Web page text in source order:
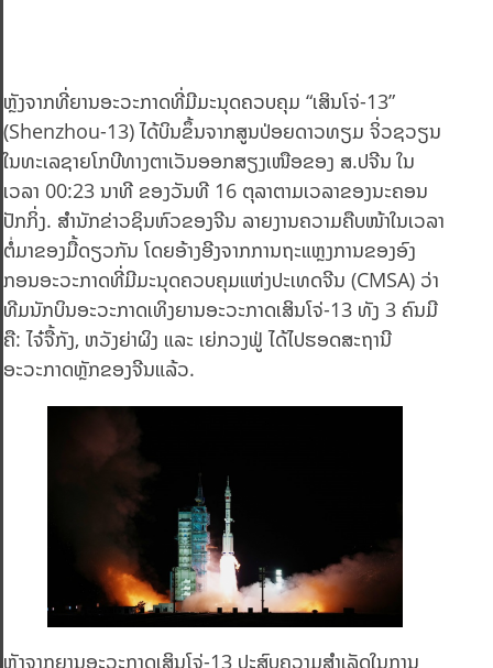
ຫຼັງຈາກທີ່ຍານອະວະກາດທີ່ມີມະນຸດຄວບຄຸມ “ເສິນໂຈ່-13”
(Shenzhou-13) ໄດ້ບິນຂຶ້ນຈາກສູນປ່ອຍດາວທຽມ ຈິ່ວຊວຽນ
ໃນທະເລຊາຍໂກບີທາງຕາເວັນອອກສຽງເໜືອຂອງ ສ.ປຈີນ ໃນ
ເວລາ 00:23 ນາທີ ຂອງວັນທີ 16 ຕຸລາຕາມເວລາຂອງນະຄອນ
ປັກກິ່ງ. ສຳນັກຂ່າວຊິນຫົວຂອງຈີນ ລາຍງານຄວາມຄືບໜ້າໃນເວລາ
ຕໍ່ມາຂອງມື້ດຽວກັນ ໂດຍອ້າງອີງຈາກການຖະແຫຼງການຂອງອົງ
ກອນອະວະກາດທີ່ມີມະນຸດຄວບຄຸມແຫ່ງປະເທດຈີນ (CMSA) ວ່າ
ທີມນັກບິນອະວະກາດເທິງຍານອະວະກາດເສິນໂຈ່-13 ທັງ 3 ຄົນມີ
ຄື: ໄຈ໋ຈື້ກັງ, ຫວັງຍ່າຜິງ ແລະ ເຍ່ກວງຟູ່ ໄດ້ໄປຮອດສະຖານີ
ອະວະກາດຫຼັກຂອງຈີນແລ້ວ.
ຫຼັງຈາກຍານອະວະກາດເສິນໂຈ່-13 ປະສົບຄວາມສໍາເລັດໃນການ